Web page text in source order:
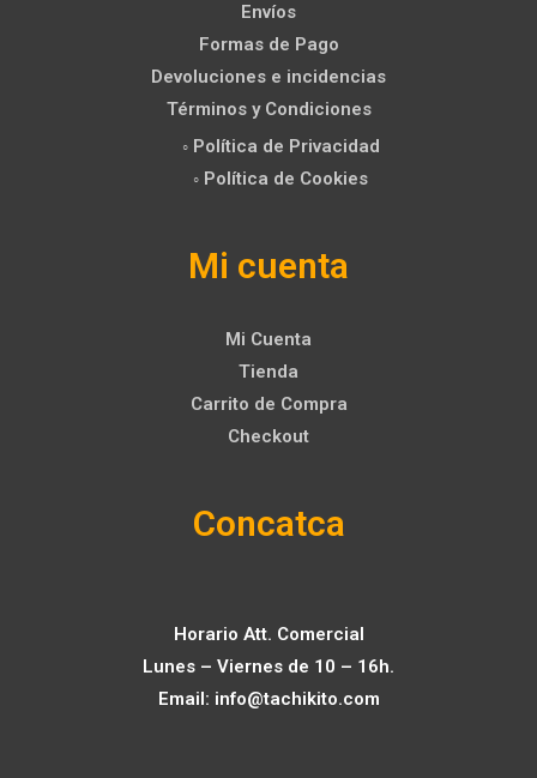
Envíos
Formas de Pago
Devoluciones e incidencias
Términos y Condiciones
◦ Política de Privacidad
◦ Política de Cookies
Mi cuenta
Mi Cuenta
Tienda
Carrito de Compra
Checkout
Concatca
Horario Att. Comercial
Lunes – Viernes de 10 – 16h.
Email: info@tachikito.com